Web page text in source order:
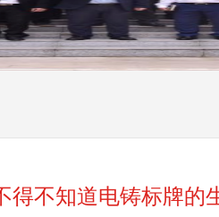
得不知道电铸标牌的